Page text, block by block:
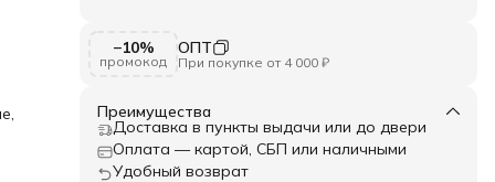
и
−10%
промокод
ОПТ
При покупке от 4 000 ₽
Преимущества
Доставка в пункты выдачи или до двери
Оплата — картой, СБП или наличными
Удобный возврат